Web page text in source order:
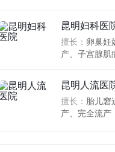
昆明妇科医
擅长： 卵巢妊
产、子宫腺肌
昆明人流医
擅长： 胎儿窘
产、完全流产